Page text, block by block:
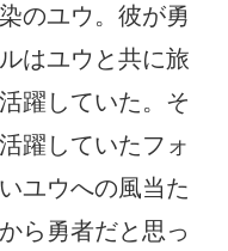
のユウ。彼が勇
はユウと共に旅
躍していた。そ
躍していたフォ
ユウへの風当た
ら勇者だと思っ